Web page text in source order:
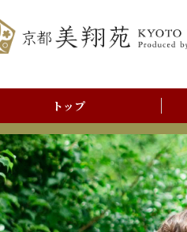
トップ
前撮りアルバム